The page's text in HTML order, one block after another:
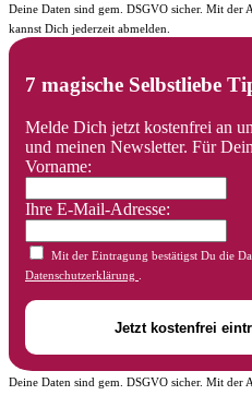
Deine Daten sind gem. DSGVO sicher. Mit der
kannst Dich jederzeit abmelden.
7 magische Selbstliebe
Melde Dich jetzt kostenfrei an
und meinen Newsletter. Für
Vorname:
Ihre E-Mail-Adresse:
Mit der Eintragung bestätigst Du die
Datenschutzerklärung
Deine Daten sind gem. DSGVO sicher. Mit der